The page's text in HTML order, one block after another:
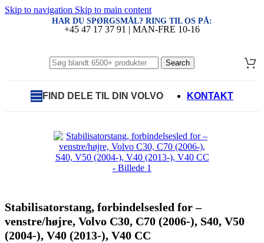
Skip to navigation Skip to main content
HAR DU SPØRGSMÅL? RING TIL OS PÅ:
+45 47 17 37 91 | MAN-FRE 10-16
Search
FIND DELE TIL DIN VOLVO KONTAKT
Stabilisatorstang, forbindelsesled for –
venstre/højre, Volvo C30, C70 (2006-), S40, V50
(2004-), V40 (2013-), V40 CC